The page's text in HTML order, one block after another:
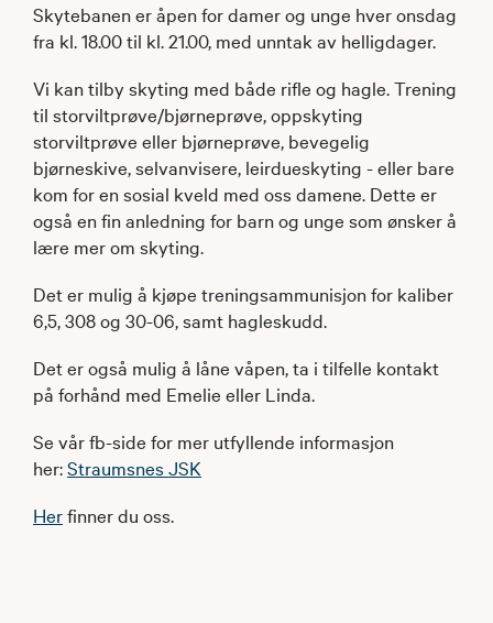
Skytebanen er åpen for damer og unge hver onsdag
fra kl. 18.00 til kl. 21.00, med unntak av helligdager.
Vi kan tilby skyting med både rifle og hagle. Trening
til storviltprøve/bjørneprøve, oppskyting
storviltprøve eller bjørneprøve, bevegelig
bjørneskive, selvanvisere, leirdueskyting - eller bare
kom for en sosial kveld med oss damene. Dette er
også en fin anledning for barn og unge som ønsker å
lære mer om skyting.
Det er mulig å kjøpe treningsammunisjon for kaliber
6,5, 308 og 30-06, samt hagleskudd.
Det er også mulig å låne våpen, ta i tilfelle kontakt
på forhånd med Emelie eller Linda.
Se vår fb-side for mer utfyllende informasjon
her:Straumsnes JSK
Herfinner du oss.